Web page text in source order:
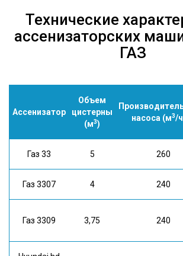
Технические
ассенизаторских
ГАЗ
Ассенизатор
Объем
цистерны
(м3)
насоса (м3/
Газ 33 5 260
Газ 3307 4 240
Газ 3309 3,75 240